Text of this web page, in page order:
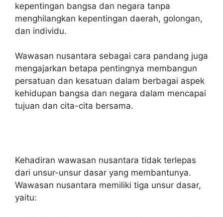
kepentingan bangsa dan negara tanpa
menghilangkan kepentingan daerah, golongan,
dan individu.
Wawasan nusantara sebagai cara pandang juga
mengajarkan betapa pentingnya membangun
persatuan dan kesatuan dalam berbagai aspek
kehidupan bangsa dan negara dalam mencapai
tujuan dan cita-cita bersama.
Kehadiran wawasan nusantara tidak terlepas
dari unsur-unsur dasar yang membantunya.
Wawasan nusantara memiliki tiga unsur dasar,
yaitu: